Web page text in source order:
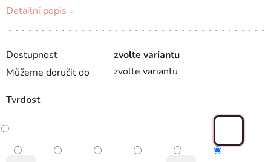
Dostupnost
zvolte variantu
Můžeme doručit do
zvolte variantu
Tvrdost
Detailní popis